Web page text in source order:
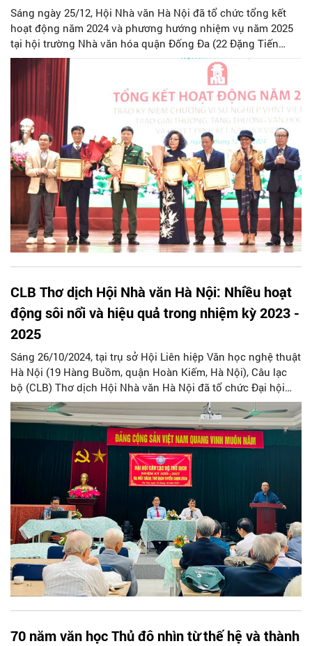
Sáng ngày 25/12, Hội Nhà văn Hà Nội đã tổ chức tổng kết
hoạt động năm 2024 và phương hướng nhiệm vụ năm 2025
tại hội trường Nhà văn hóa quận Đống Đa (22 Đặng Tiến
Đông). Lễ tổng kết có sự tham gia của các lãnh đạo các sở,
ban ngành, đại diện lãnh đạo các hội chuyên ngành và đông
đảo hội viên.
CLB Thơ dịch Hội Nhà văn Hà Nội: Nhiều hoạt
động sôi nổi và hiệu quả trong nhiệm kỳ 2023 -
2025
Sáng 26/10/2024, tại trụ sở Hội Liên hiệp Văn học nghệ thuật
Hà Nội (19 Hàng Buồm, quận Hoàn Kiếm, Hà Nội), Câu lạc
bộ (CLB) Thơ dịch Hội Nhà văn Hà Nội đã tổ chức Đại hội
nhiệm kỳ 2025-2027.
70 năm văn học Thủ đô nhìn từ thế hệ và thành